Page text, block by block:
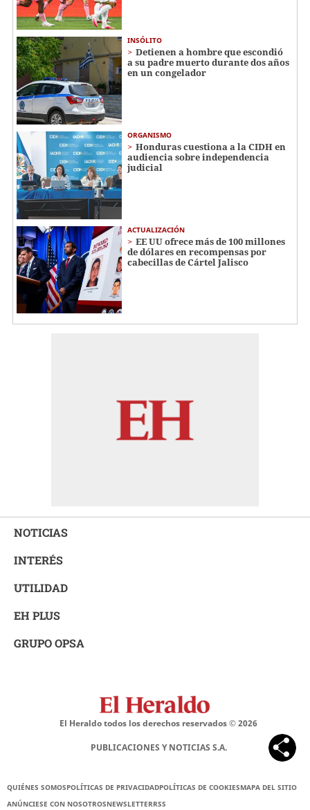
INSÓLITO
Detienen a hombre que escondió
a su padre muerto durante dos años
en un congelador
ORGANISMO
Honduras cuestiona a la CIDH en
audiencia sobre independencia
judicial
ACTUALIZACIÓN
EE UU ofrece más de 100 millones
de dólares en recompensas por
cabecillas de Cártel Jalisco
NOTICIAS
INTERÉS
UTILIDAD
EH PLUS
GRUPO OPSA
El Heraldo todos los derechos reservados ©2026
PUBLICACIONES Y NOTICIAS S.A.
QUIÉNES SOMOSPOLÍTICAS DE PRIVACIDADPOLÍTICAS DE COOKIESMAPA DEL SITIO
ANÚNCIESE CON NOSOTROSNEWSLETTERRSS